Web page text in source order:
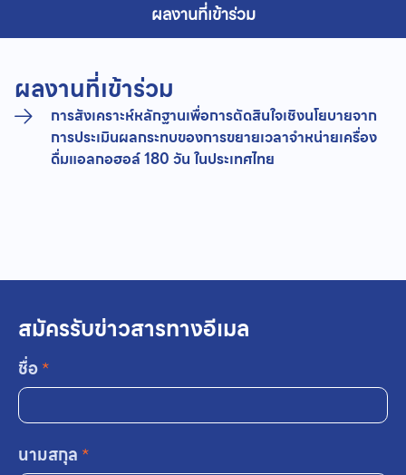
ผลงานที่เข้าร่วม
ผลงานที่เข้าร่วม
การสังเคราะห์หลักฐานเพื่อการตัดสินใจเชิงนโยบายจาก
การประเมินผลกระทบของการขยายเวลาจำหน่ายเครื่อง
ดื่มแอลกอฮอล์ 180 วัน ในประเทศไทย
สมัครรับข่าวสารทางอีเมล
ชื่อ*
นามสกุล *